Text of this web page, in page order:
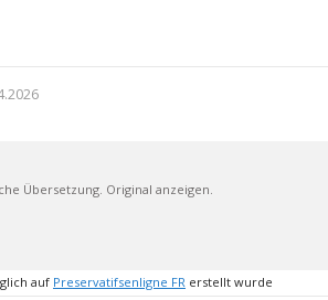
Übersetzung. Original anzeigen.
auf Preservatifsenligne FR erstellt wurde